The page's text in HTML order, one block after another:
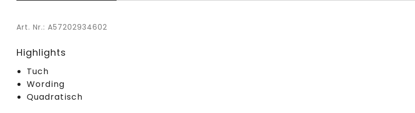
Art. Nr.: A57202934602
Highlights
Tuch
Wording
Quadratisch